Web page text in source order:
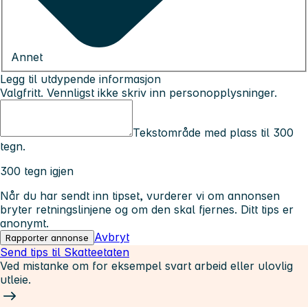
Annet
Legg til utdypende informasjon
Valgfritt. Vennligst ikke skriv inn personopplysninger.
Tekstområde med plass til 300
tegn.
300 tegn igjen
Når du har sendt inn tipset, vurderer vi om annonsen
bryter retningslinjene og om den skal fjernes. Ditt tips er
anonymt.
Rapporter annonse
Avbryt
Send tips til Skatteetaten
Ved mistanke om for eksempel svart arbeid eller ulovlig
utleie.